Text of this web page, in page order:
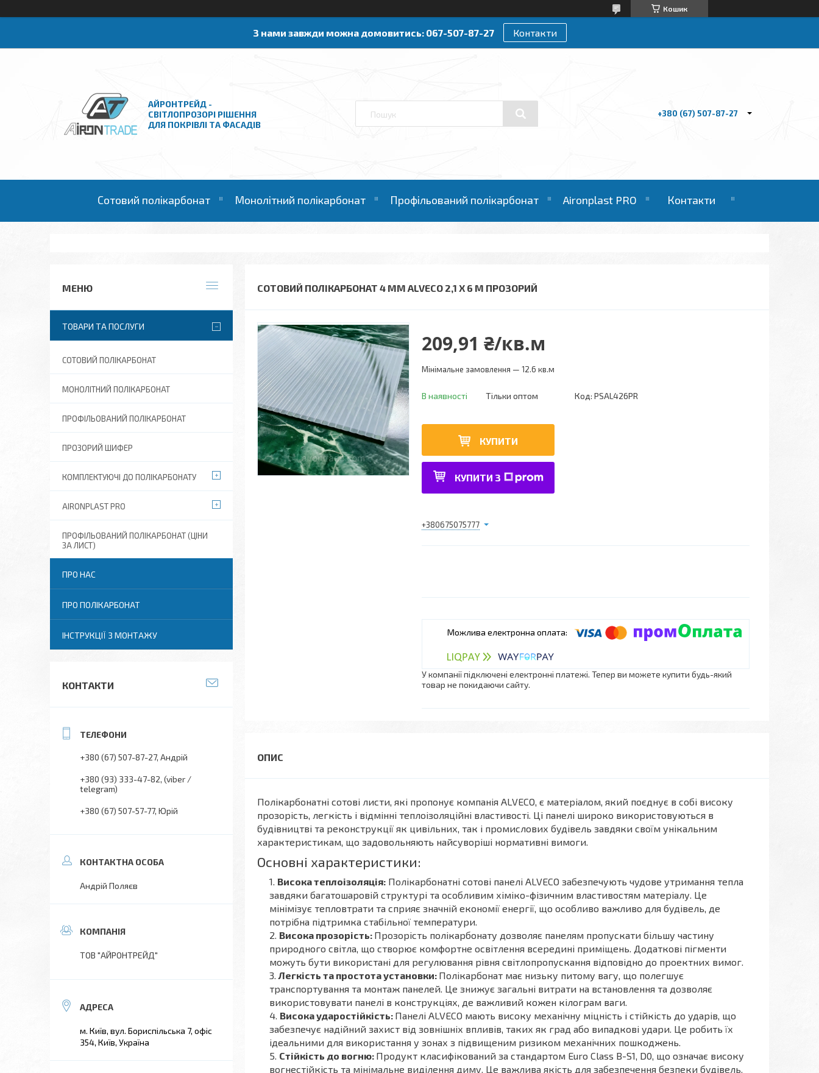
Кошик
З нами завжди можна домовитись: 067-507-87-27 Контакти
АЙРОНТРЕЙД -
СВІТЛОПРОЗОРІ РІШЕННЯ
ДЛЯ ПОКРІВЛІ ТА ФАСАДІВ
+380 (67) 507-87-27
Сотовий полікарбонат Монолітний полікарбонат Профільований полікарбонат Aironplast PRO Контакти
СОТОВИЙ ПОЛІКАРБОНАТ 4 ММ ALVECO 2,1 X 6 М ПРОЗОРИЙ
209,91 ₴/кв.м
Мінімальне замовлення — 12.6 кв.м
В наявності Тільки оптом Код: PSAL426PR
КУПИТИ
КУПИТИ З
+380675075777
У компанії підключені електронні платежі. Тепер ви можете купити будь-який
товар не покидаючи сайту.
Полікарбонатні сотові листи, які пропонує компанія ALVECO, є матеріалом, який поєднує в собі високу
прозорість, легкість і відмінні теплоізоляційні властивості. Ці панелі широко використовуються в
будівництві та реконструкції як цивільних, так і промислових будівель завдяки своїм унікальним
характеристикам, що задовольняють найсуворіші нормативні вимоги.
Основні характеристики:
Висока теплоізоляція: Полікарбонатні сотові панелі ALVECO забезпечують чудове утримання тепла
завдяки багатошаровій структурі та особливим хіміко-фізичним властивостям матеріалу. Це
мінімізує тепловтрати та сприяє значній економії енергії, що особливо важливо для будівель, де
потрібна підтримка стабільної температури.
Висока прозорість: Прозорість полікарбонату дозволяє панелям пропускати більшу частину
природного світла, що створює комфортне освітлення всередині приміщень. Додаткові пігменти
можуть бути використані для регулювання рівня світлопропускання відповідно до проектних вимог.
Легкість та простота установки: Полікарбонат має низьку питому вагу, що полегшує
транспортування та монтаж панелей. Це знижує загальні витрати на встановлення та дозволяє
використовувати панелі в конструкціях, де важливий кожен кілограм ваги.
Висока ударостійкість: Панелі ALVECO мають високу механічну міцність і стійкість до ударів, що
забезпечує надійний захист від зовнішніх впливів, таких як град або випадкові удари. Це робить їх
ідеальними для використання у зонах з підвищеним ризиком механічних пошкоджень.
Стійкість до вогню: Продукт класифікований за стандартом Euro Class B-S1, D0, що означає високу
вогнестійкість та мінімальне виділення диму. Це важлива якість для забезпечення безпеки будівель.
ТОВАРИ ТА ПОСЛУГИ
СОТОВИЙ ПОЛІКАРБОНАТ
МОНОЛІТНИЙ ПОЛІКАРБОНАТ
ПРОФІЛЬОВАНИЙ ПОЛІКАРБОНАТ
ПРОЗОРИЙ ШИФЕР
КОМПЛЕКТУЮЧІ ДО ПОЛІКАРБОНАТУ
AIRONPLAST PRO
ПРОФІЛЬОВАНИЙ ПОЛІКАРБОНАТ (ЦІНИ
ЗА ЛИСТ)
ПРО НАС
ПРО ПОЛІКАРБОНАТ
ІНСТРУКЦІЇ З МОНТАЖУ
КОНТАКТИ
+380 (67) 507-87-27 Андрій
+380 (93) 333-47-82 (viber /
telegram)
+380 (67) 507-57-77 Юрій
Андрій Поляєв
ТОВ "АЙРОНТРЕЙД"
м. Київ, вул. Бориспільська 7, офіс
354, Київ, Україна